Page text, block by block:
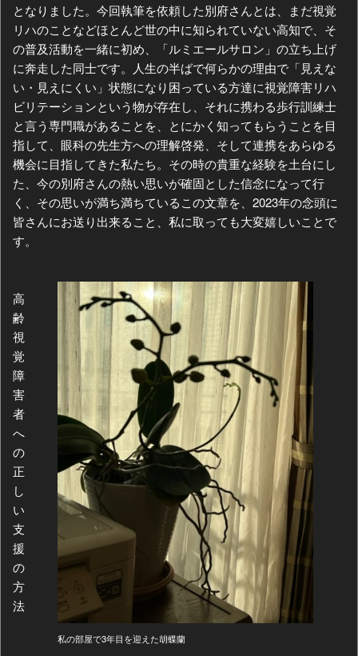
となりました。今回執筆を依頼した別府さんとは、まだ視覚
リハのことなどほとんど世の中に知られていない高知で、そ
の普及活動を一緒に初め、「ルミエールサロン」の立ち上げ
に奔走した同士です。人生の半ばで何らかの理由で「見えな
い・見えにくい」状態になり困っている方達に視覚障害リハ
ビリテーションという物が存在し、それに携わる歩行訓練士
と言う専門職があることを、とにかく知ってもらうことを目
指して、眼科の先生方への理解啓発、そして連携をあらゆる
機会に目指してきた私たち。その時の貴重な経験を土台にし
た、今の別府さんの熱い思いが確固とした信念になって行
く、その思いが満ち満ちているこの文章を、2023年の念頭に
皆さんにお送り出来ること、私に取っても大変嬉しいことで
す。
私の部屋で3年目を迎えた胡蝶蘭
高
齢
視
覚
障
害
者
へ
の
正
し
い
支
援
の
方
法